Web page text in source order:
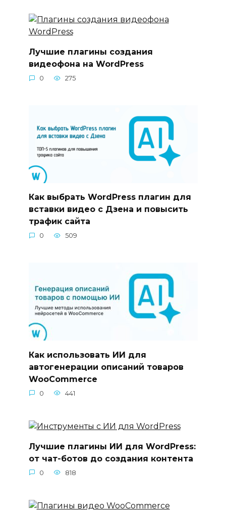
Лучшие плагины создания
видеофона на WordPress
0 275
Как выбрать WordPress плагин для
вставки видео с Дзена и повысить
трафик сайта
0 509
Как использовать ИИ для
автогенерации описаний товаров
WooCommerce
0 441
Лучшие плагины ИИ для WordPress:
от чат-ботов до создания контента
0 818